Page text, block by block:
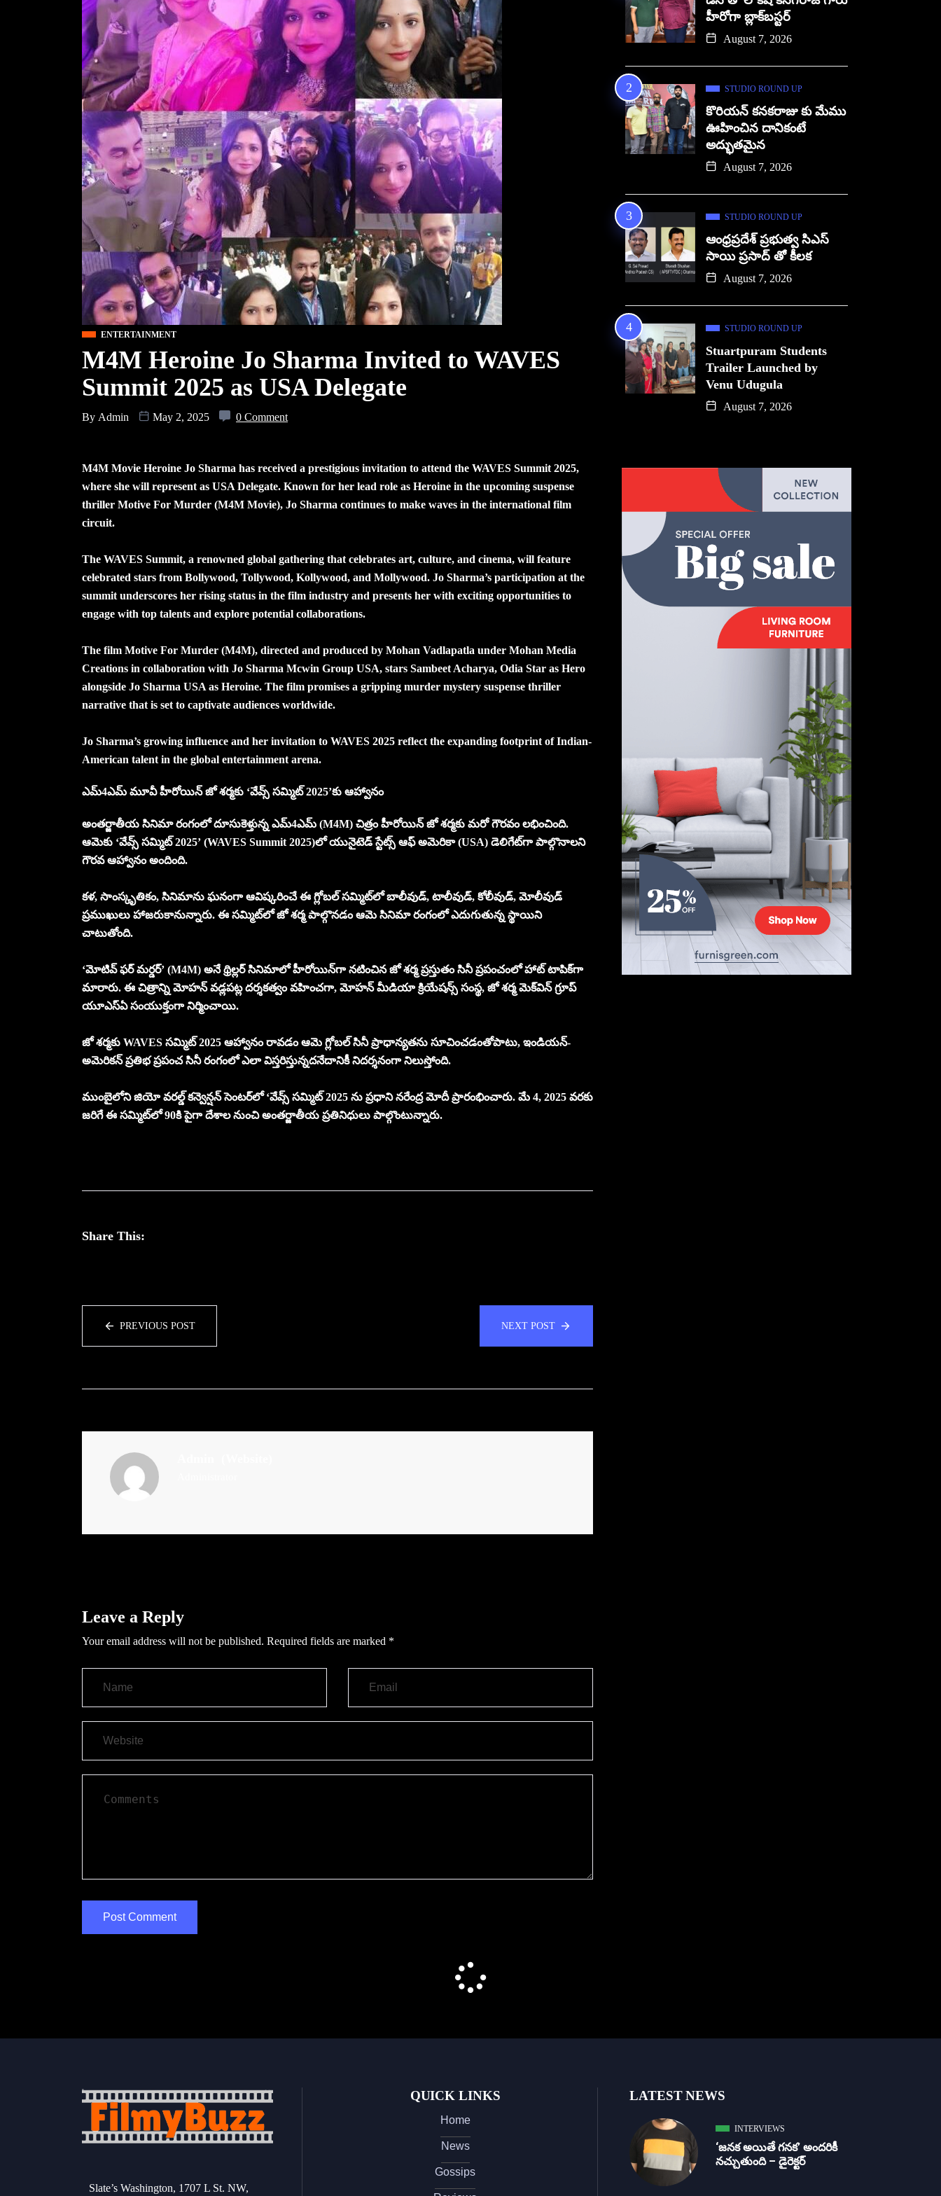
ENTERTAINMENT
M4M Heroine Jo Sharma Invited to WAVES
Summit 2025 as USA Delegate
By Admin May 2, 2025 0 Comment
M4M Movie Heroine Jo Sharma has received a prestigious invitation to attend the WAVES Summit 2025,
where she will represent as USA Delegate. Known for her lead role as Heroine in the upcoming suspense
thriller Motive For Murder (M4M Movie), Jo Sharma continues to make waves in the international film
circuit.
The WAVES Summit, a renowned global gathering that celebrates art, culture, and cinema, will feature
celebrated stars from Bollywood, Tollywood, Kollywood, and Mollywood. Jo Sharma’s participation at the
summit underscores her rising status in the film industry and presents her with exciting opportunities to
engage with top talents and explore potential collaborations.
The film Motive For Murder (M4M), directed and produced by Mohan Vadlapatla under Mohan Media
Creations in collaboration with Jo Sharma Mcwin Group USA, stars Sambeet Acharya, Odia Star as Hero
alongside Jo Sharma USA as Heroine. The film promises a gripping murder mystery suspense thriller
narrative that is set to captivate audiences worldwide.
Jo Sharma’s growing influence and her invitation to WAVES 2025 reflect the expanding footprint of Indian-
American talent in the global entertainment arena.
ఎమ్4ఎమ్ మూవీ హీరోయిన్ జో శర్మకు ‘వేవ్స్ సమ్మిట్ 2025’కు ఆహ్వానం
అంతర్జాతీయ సినిమా రంగంలో దూసుకెళ్తున్న ఎమ్4ఎమ్ (M4M) చిత్రం హీరోయిన్ జో శర్మకు మరో గౌరవం లభించింది.
ఆమెకు ‘వేవ్స్‌ సమ్మిట్ 2025’ (WAVES Summit 2025)లో యునైటెడ్ స్టేట్స్ ఆఫ్ అమెరికా (USA) డెలిగేట్‌గా పాల్గొనాలని
గౌర‌వ ఆహ్వానం అందింది.
కళ, సాంస్కృతికం, సినిమాను ఘనంగా ఆవిష్కరించే ఈ గ్లోబల్ సమ్మిట్‌లో బాలీవుడ్, టాలీవుడ్, కోలీవుడ్, మోలీవుడ్
ప్రముఖులు హాజరుకానున్నారు. ఈ సమ్మిట్‌లో జో శర్మ పాల్గొనడం ఆమె సినిమా రంగంలో ఎదుగుతున్న స్థాయిని
చాటుతోంది.
‘మోటివ్ ఫర్ మర్డర్’ (M4M) అనే థ్రిల్లర్ సినిమాలో హీరోయిన్‌గా నటించిన జో శర్మ ప్రస్తుతం సినీ ప్రపంచంలో హాట్ టాపిక్‌గా
మారారు. ఈ చిత్రాన్ని మోహన్ వడ్లపట్ల దర్శకత్వం వహించగా, మోహన్ మీడియా క్రియేషన్స్ సంస్థ, జో శర్మ మెక్‌విన్ గ్రూప్
యూఎస్ఏ సంయుక్తంగా నిర్మించాయి.
జో శర్మకు WAVES సమ్మిట్ 2025 ఆహ్వానం రావడం ఆమె గ్లోబల్ సినీ ప్రాధాన్యతను సూచించడంతోపాటు, ఇండియన్-
అమెరికన్ ప్రతిభ ప్రపంచ సినీ రంగంలో ఎలా విస్తరిస్తున్నదనేదానికీ నిదర్శనంగా నిలుస్తోంది.
ముంబైలోని జియో వరల్డ్ కన్వెన్షన్ సెంటర్‌లో ‘వేవ్స్ సమ్మిట్ 2025 ను ప్ర‌ధాని న‌రేంద్ర మోదీ ప్రారంభించారు. మే 4, 2025 వరకు
జ‌రిగే ఈ స‌మ్మిట్‌లో 90కి పైగా దేశాల నుంచి అంతర్జాతీయ ప్రతినిధులు పాల్గొంటున్నారు.
Share This:
PREVIOUS POST NEXT POST
Leave a Reply
Your email address will not be published. Required fields are marked *
హీరోగా బ్లాక్‌బస్టర్
August 7, 2026
STUDIO ROUND UP
కొరియన్ కనకరాజు కు మేము
ఊహించిన దానికంటే
అద్భుతమైన
August 7, 2026
STUDIO ROUND UP
ఆంధ్రప్రదేశ్ ప్రభుత్వ సిఎస్
సాయి ప్రసాద్ తో కీలక
August 7, 2026
STUDIO ROUND UP
Stuartpuram Students
Trailer Launched by
Venu Udugula
August 7, 2026
Slate’s Washington, 1707 L St. NW,
QUICK LINKS
Home
News
Gossips
LATEST NEWS
INTERVIEWS
‘జ‌న‌క అయితే గ‌న‌క‌’ అందరికీ
నచ్చుతుంది – డైరెక్ట‌ర్